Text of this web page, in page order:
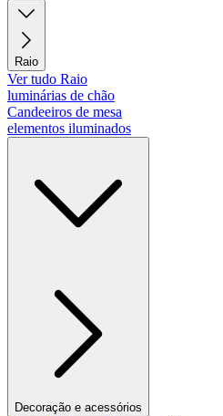
Raio
Ver tudo Raio
luminárias de chão
Candeeiros de mesa
elementos iluminados
Decoração e acessórios